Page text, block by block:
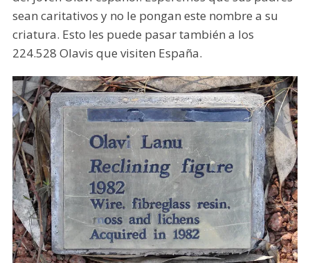
sean caritativos y no le pongan este nombre a su
criatura. Esto les puede pasar también a los
224.528 Olavis que visiten España.